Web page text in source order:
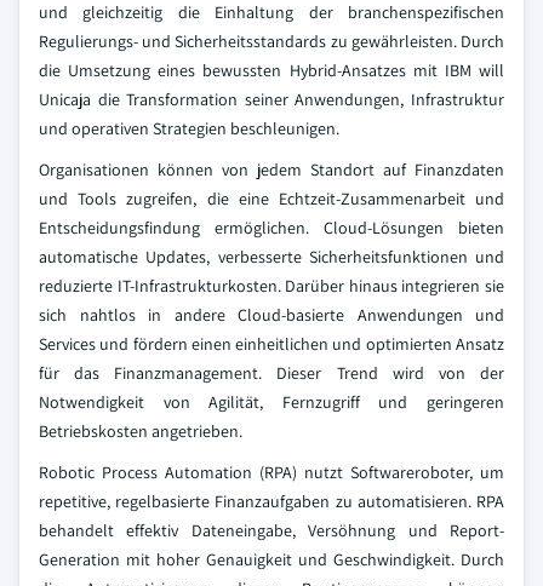
und gleichzeitig die Einhaltung der branchenspezifischen
Regulierungs- und Sicherheitsstandards zu gewährleisten. Durch
die Umsetzung eines bewussten Hybrid-Ansatzes mit IBM will
Unicaja die Transformation seiner Anwendungen, Infrastruktur
und operativen Strategien beschleunigen.
Organisationen können von jedem Standort auf Finanzdaten
und Tools zugreifen, die eine Echtzeit-Zusammenarbeit und
Entscheidungsfindung ermöglichen. Cloud-Lösungen bieten
automatische Updates, verbesserte Sicherheitsfunktionen und
reduzierte IT-Infrastrukturkosten. Darüber hinaus integrieren sie
sich nahtlos in andere Cloud-basierte Anwendungen und
Services und fördern einen einheitlichen und optimierten Ansatz
für das Finanzmanagement. Dieser Trend wird von der
Notwendigkeit von Agilität, Fernzugriff und geringeren
Betriebskosten angetrieben.
Robotic Process Automation (RPA) nutzt Softwareroboter, um
repetitive, regelbasierte Finanzaufgaben zu automatisieren. RPA
behandelt effektiv Dateneingabe, Versöhnung und Report-
Generation mit hoher Genauigkeit und Geschwindigkeit. Durch